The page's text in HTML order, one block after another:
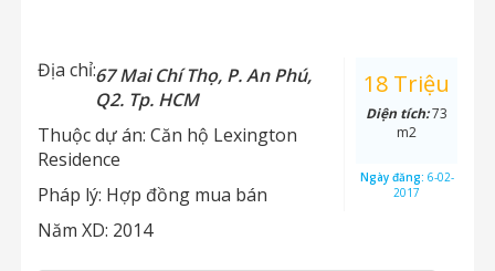
Địa chỉ:67 Mai Chí Thọ, P. An Phú,
Q2. Tp. HCM
Thuộc dự án: Căn hộ Lexington
Residence
Pháp lý: Hợp đồng mua bán
Năm XD: 2014
18 Triệu
Diện tích:73
m2
Ngày đăng: 6-02-
2017